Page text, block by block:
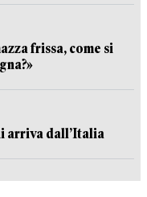
frissa, come si
arriva dall’Italia